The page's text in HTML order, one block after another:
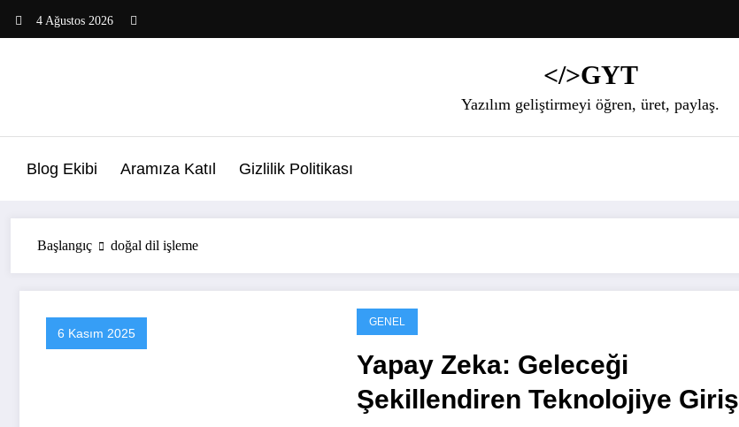
4 Ağustos 2026
</>GYT
Yazılım geliştirmeyi öğren, üret, paylaş.
Blog Ekibi Aramıza Katıl Gizlilik Politikası
Başlangıç doğal dil işleme
6 Kasım 2025
GENEL
Yapay Zeka: Geleceği
Şekillendiren Teknolojiye Giriş